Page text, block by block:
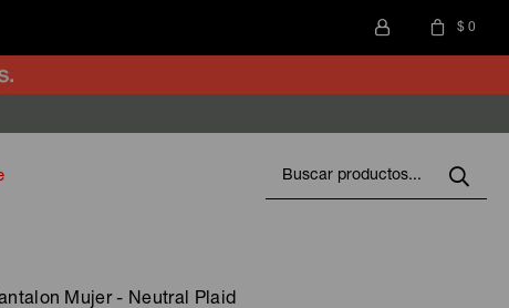
$ 0
Mujer - Neutral Plaid